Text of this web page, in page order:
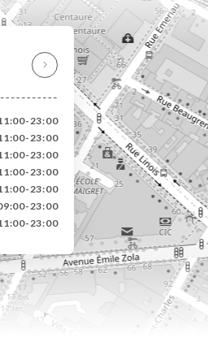
23:00
23:00
23:00
23:00
23:00
23:00
23:00